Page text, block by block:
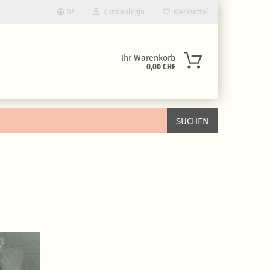
DE Kundenlogin Merkzettel
Ihr Warenkorb
0,00 CHF
SUCHEN